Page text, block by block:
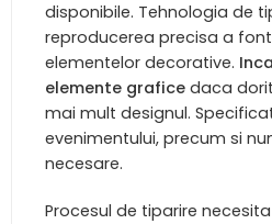
disponibile. Tehnologia de
reproducerea precisa a
elementelor decorative.
elemente grafice daca
mai mult designul.
evenimentului, precum si
necesare.
Procesul de tiparire